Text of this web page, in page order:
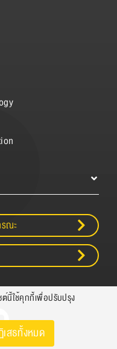
ณะ
ต์นี้ใช้คุกกี้เพื่อปรับปรุง
เสธทั้งหมด